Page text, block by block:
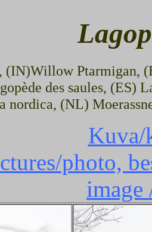
(IN)Willow Ptarmigan,
des saules, (ES)
nordica, (NL)
Kuva/
photo,